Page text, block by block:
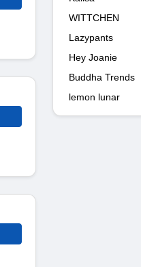
WITTCHEN
Lazypants
Hey Joanie
Buddha Trends
lemon lunar